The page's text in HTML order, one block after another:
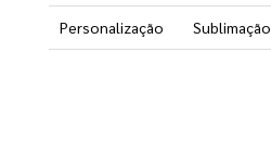
Personalização Sublimação